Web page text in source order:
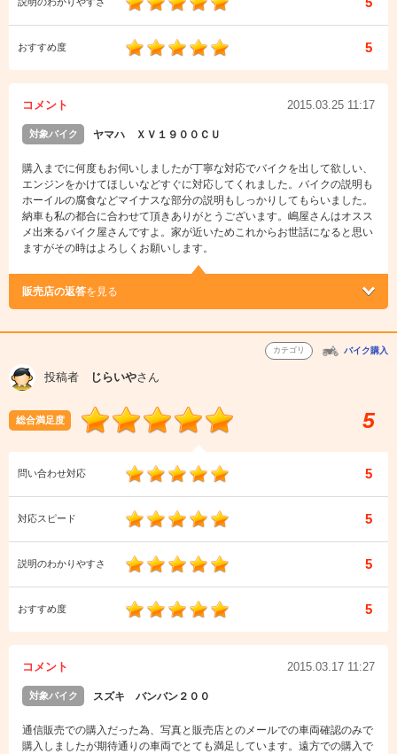
おすすめ度 5
コメント 2015.03.25 11:17
対象バイク ヤマハ ＸＶ１９００ＣＵ
購入までに何度もお伺いしましたが丁寧な対応でバイクを出して欲しい、
エンジンをかけてほしいなどすぐに対応してくれました。バイクの説明も
ホーイルの腐食などマイナスな部分の説明もしっかりしてもらいました。
納車も私の都合に合わせて頂きありがとうございます。嶋屋さんはオスス
メ出来るバイク屋さんですよ。家が近いためこれからお世話になると思い
ますがその時はよろしくお願いします。
販売店の返答を見る
カテゴリ バイク購入
投稿者 じらいやさん
総合満足度 5
問い合わせ対応 5
対応スピード 5
説明のわかりやすさ 5
おすすめ度 5
コメント 2015.03.17 11:27
対象バイク スズキ バンバン２００
通信販売での購入だった為、写真と販売店とのメールでの車両確認のみで
購入しましたが期待通りの車両でとても満足しています。遠方での購入で